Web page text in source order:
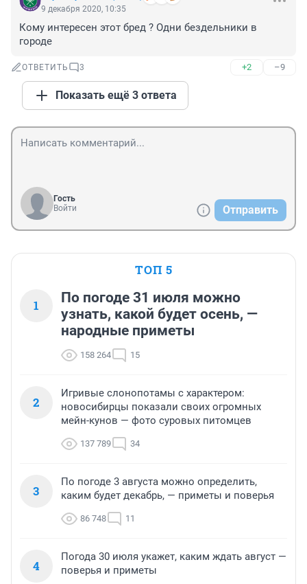
9 декабря 2020, 10:35
Кому интересен этот бред ? Одни бездельники в
городе
ОТВЕТИТЬ 3 +2 –9
Показать ещё 3 ответа
Гость
Войти
Отправить
ТОП 5
1
По погоде 31 июля можно
узнать, какой будет осень, —
народные приметы
158 264 15
2
Игривые слонопотамы с характером:
новосибирцы показали своих огромных
мейн-кунов — фото суровых питомцев
137 789 34
3
По погоде 3 августа можно определить,
каким будет декабрь, — приметы и поверья
86 748 11
4
Погода 30 июля укажет, каким ждать август —
поверья и приметы